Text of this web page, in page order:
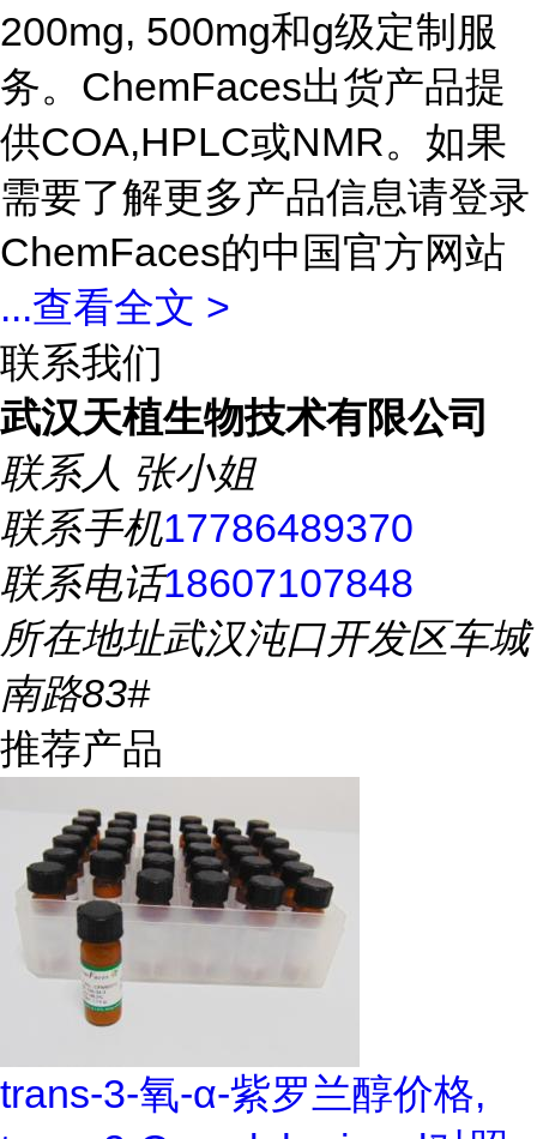
200mg, 500mg和g级定制服
务。ChemFaces出货产品提
供COA,HPLC或NMR。如果
需要了解更多产品信息请登录
ChemFaces的中国官方网站
...查看全文 >
联系我们
武汉天植生物技术有限公司
联系人 张小姐
联系手机17786489370
联系电话18607107848
所在地址武汉沌口开发区车城
南路83#
推荐产品
trans-3-氧-α-紫罗兰醇价格,